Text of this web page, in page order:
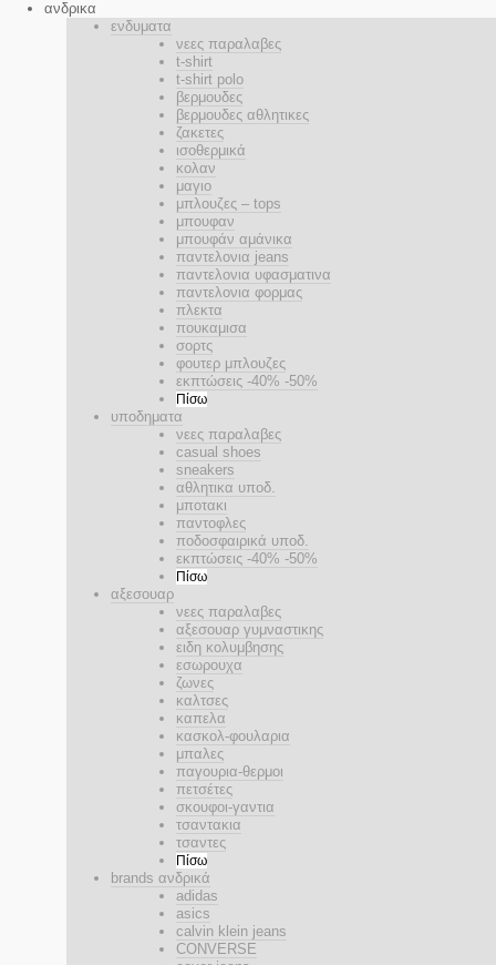
ανδρικα
ενδυματα
νεες παραλαβες
t-shirt
t-shirt polo
βερμουδες
βερμουδες αθλητικες
ζακετες
ισοθερμικά
κολαν
μαγιο
μπλουζες – tops
μπουφαν
μπουφάν αμάνικα
παντελονια jeans
παντελονια υφασματινα
παντελονια φορμας
πλεκτα
πουκαμισα
σορτς
φουτερ μπλουζες
εκπτώσεις -40% -50%
Πίσω
υποδηματα
νεες παραλαβες
casual shoes
sneakers
αθλητικα υποδ.
μποτακι
παντοφλες
ποδοσφαιρικά υποδ.
εκπτώσεις -40% -50%
Πίσω
αξεσουαρ
νεες παραλαβες
αξεσουαρ γυμναστικης
ειδη κολυμβησης
εσωρουχα
ζωνες
καλτσες
καπελα
κασκολ-φουλαρια
μπαλες
παγουρια-θερμοι
πετσέτες
σκουφοι-γαντια
τσαντακια
τσαντες
Πίσω
brands ανδρικά
adidas
asics
calvin klein jeans
CONVERSE